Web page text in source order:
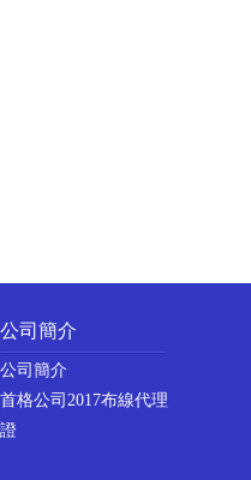
公司簡介
公司簡介
首格公司2017布線代理
證